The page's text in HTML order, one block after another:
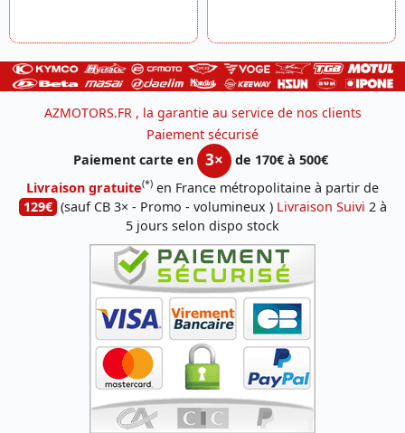
AZMOTORS.FR , la garantie au service de nos clients
Paiement sécurisé
Paiement carte en
3×
de 170€ à 500€
Livraison gratuite(*) en France métropolitaine à partir de
129€ (sauf CB 3× - Promo - volumineux ) Livraison Suivi 2 à
5 jours selon dispo stock